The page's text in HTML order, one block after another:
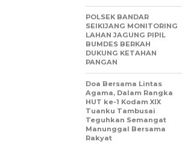
POLSEK BANDAR
SEIKIJANG MONITORING
LAHAN JAGUNG PIPIL
BUMDES BERKAH
DUKUNG KETAHAN
PANGAN
Doa Bersama Lintas
Agama, Dalam Rangka
HUT ke-1 Kodam XIX
Tuanku Tambusai
Teguhkan Semangat
Manunggal Bersama
Rakyat